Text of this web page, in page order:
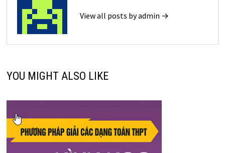
View all posts by admin →
YOU MIGHT ALSO LIKE